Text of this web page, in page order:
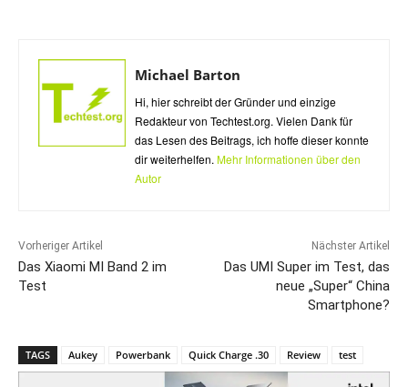
Michael Barton
Hi, hier schreibt der Gründer und einzige
Redakteur von Techtest.org. Vielen Dank für
das Lesen des Beitrags, ich hoffe dieser konnte
dir weiterhelfen. Mehr Informationen über den
Autor
Vorheriger Artikel
Das Xiaomi MI Band 2 im
Test
Nächster Artikel
Das UMI Super im Test, das
neue „Super“ China
Smartphone?
TAGS Aukey Powerbank Quick Charge .30 Review test